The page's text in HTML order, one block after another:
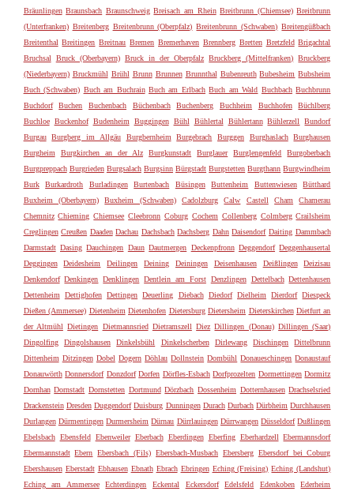
Bräunlingen Braunsbach Braunschweig Breisach am Rhein Breitbrunn (Chiemsee) Breitbrunn
(Unterfranken) Breitenberg Breitenbrunn (Oberpfalz) Breitenbrunn (Schwaben) Breitengüßbach
Breitenthal Breitingen Breitnau Bremen Bremerhaven Brennberg Bretten Bretzfeld Brigachtal
Bruchsal
Bruck (Oberbayern) Bruck in der Oberpfalz Bruckberg (Mittelfranken) Bruckberg
(Niederbayern) Bruckmühl Brühl Brunn Brunnen Brunnthal Bubenreuth Bubesheim Bubsheim
Buch (Schwaben) Buch am Buchrain Buch am Erlbach Buch am Wald Buchbach Buchbrunn
Buchdorf
Buchen Buchenbach Büchenbach Buchenberg Buchheim Buchhofen
Büchlberg
Buchloe Buckenhof Budenheim Buggingen Bühl Bühlertal Bühlertann Bühlerzell
Bundorf
Burgau
Burgberg im Allgäu Burgbernheim Burgebrach Burggen Burghaslach
Burghausen
Burgheim
Burgkirchen an der Alz Burgkunstadt Burglauer Burglengenfeld
Burgoberbach
Burgpreppach Burgrieden Burgsalach Burgsinn Bürgstadt Burgstetten Burgthann Burgwindheim
Burk
Burkardroth Burladingen Burtenbach Büsingen Buttenheim Buttenwiesen
Bütthard
Buxheim (Oberbayern)
Buxheim (Schwaben) Cadolzburg Calw Castell Cham
Chamerau
Chemnitz Chieming Chiemsee Cleebronn Coburg Cochem Collenberg Colmberg Crailsheim
Creglingen Creußen Daaden Dachau Dachsbach Dachsberg Dahn Daisendorf Daiting Dammbach
Darmstadt Dasing Dauchingen Daun Dautmergen Deckenpfronn Deggendorf Deggenhausertal
Deggingen
Deidesheim Deilingen Deining Deiningen Deisenhausen Deißlingen
Deizisau
Denkendorf Denkingen Denklingen Dentlein am Forst Denzlingen Dettelbach Dettenhausen
Dettenheim
Dettighofen Dettingen Deuerling Diebach Diedorf Dielheim Dierdorf Diespeck
Dießen (Ammersee) Dietenheim Dietenhofen Dietersburg Dietersheim Dieterskirchen Dietfurt an
der Altmühl Dietingen Dietmannsried Dietramszell Diez Dillingen (Donau) Dillingen (Saar)
Dingolfing
Dingolshausen Dinkelsbühl Dinkelscherben Dirlewang Dischingen
Dittelbrunn
Dittenheim Ditzingen Dobel Dogern Döhlau Dollnstein Dombühl Donaueschingen Donaustauf
Donauwörth Donnersdorf Donzdorf Dorfen Dörfles-Esbach Dorfprozelten Dormettingen Dormitz
Dornhan Dornstadt Dornstetten Dortmund Dörzbach Dossenheim Dotternhausen Drachselsried
Drackenstein Dresden Duggendorf Duisburg Dunningen Durach Durbach Dürbheim Durchhausen
Durlangen Dürmentingen Durmersheim Dürnau Dürrlauingen Dürrwangen Düsseldorf Dußlingen
Ebelsbach Ebensfeld Ebenweiler Eberbach Eberdingen Eberfing Eberhardzell Ebermannsdorf
Ebermannstadt Ebern Ebersbach (Fils) Ebersbach-Musbach Ebersberg Ebersdorf bei Coburg
Ebershausen Eberstadt Ebhausen Ebnath Ebrach Ebringen Eching (Freising) Eching (Landshut)
Eching am Ammersee
Echterdingen Eckental Eckersdorf Edelsfeld Edenkoben
Ederheim